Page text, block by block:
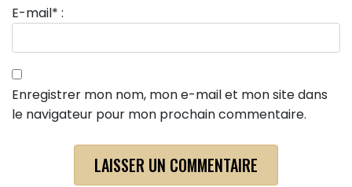
E-mail* :
Enregistrer mon nom, mon e-mail et mon site dans
le navigateur pour mon prochain commentaire.